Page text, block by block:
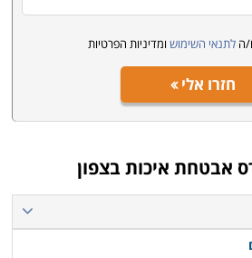
ה לתנאי השימוש ומדיניות הפרטיות
חזרו אלי
אבטחת איכות בצפון